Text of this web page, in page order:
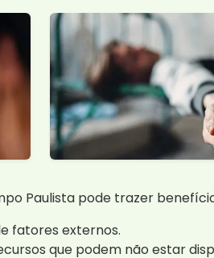
Paulista pode trazer
fatores externos.
que podem não estar